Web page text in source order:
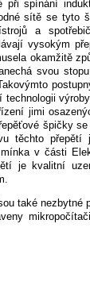
spínání
sítě se tyto
a
vysokým
okamžitě
svou
technologii
jimi
špičky
těchto
v části
je kvalitní
také